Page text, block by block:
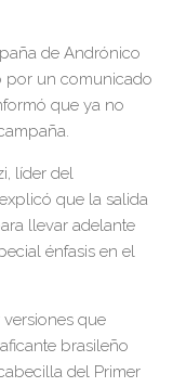
de Andrónico
por un comunicado
que ya no
líder del
que la salida
llevar adelante
énfasis en el
que
brasileño
del Primer